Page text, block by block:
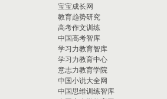
宝宝成长网
教育趋势研究
高考作文训练
中国高考智库
学习力教育智库
学习力教育中心
意志力教育学院
中国小说大全网
中国思维训练智库